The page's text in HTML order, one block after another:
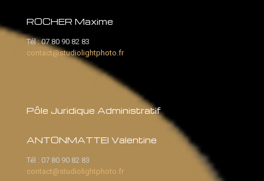
ROCHER Maxime
Tél :07 80 90 82 83
contact@studiolightphoto.fr
Pôle Juridique Administratif
ANTONMATTEI Valentine
Tél : 07 80 90 82 83
contact@studiolightphoto.fr